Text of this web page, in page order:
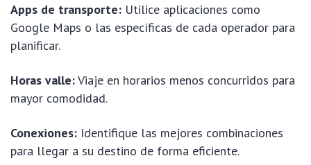
Apps de transporte: Utilice aplicaciones como
Google Maps o las específicas de cada operador para
planificar.
Horas valle:Viaje en horarios menos concurridos para
mayor comodidad.
Conexiones: Identifique las mejores combinaciones
para llegar a su destino de forma eficiente.